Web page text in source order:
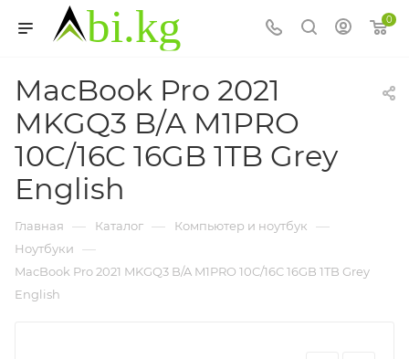
0
MacBook Pro 2021
MKGQ3 B/A M1PRO
10C/16C 16GB 1TB Grey
English
Главная — Каталог — Компьютер и ноутбук —
Ноутбуки —
MacBook Pro 2021 MKGQ3 B/A M1PRO 10C/16C 16GB 1TB Grey
English